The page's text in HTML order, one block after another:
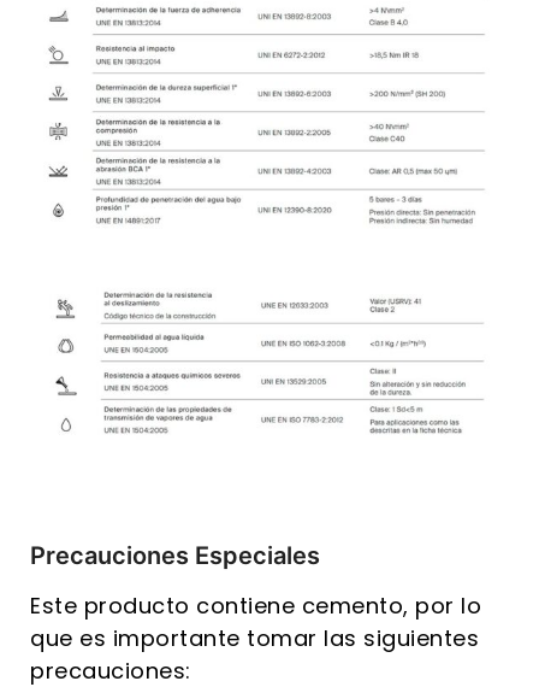
Precauciones Especiales
Este producto contiene cemento, por lo
que es importante tomar las siguientes
precauciones: